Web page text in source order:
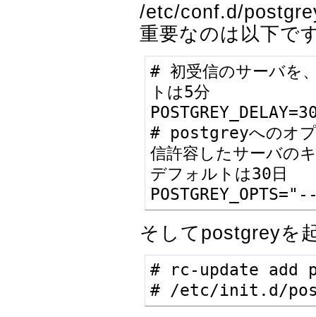
/etc/conf.d/
重要なのは以下で
# 初受信のサーバを
トは5分
# postgreyへのオプ
信許容したサーバの
デフォルトは30日
そしてpostgreyを
# rc-update add
# /etc/init.d/